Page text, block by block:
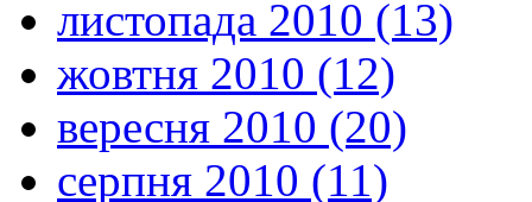
листопада 2010 (13)
жовтня 2010 (12)
вересня 2010 (20)
серпня 2010 (11)